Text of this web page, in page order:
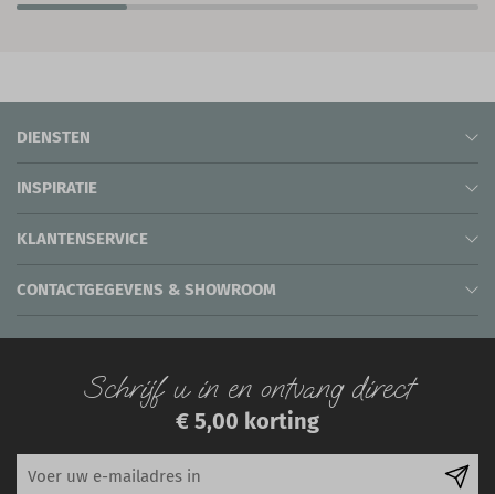
DIENSTEN
INSPIRATIE
KLANTENSERVICE
CONTACTGEGEVENS & SHOWROOM
Schrijf u in en ontvang direct
€ 5,00 korting